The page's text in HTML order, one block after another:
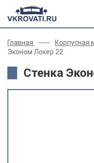
Главная Корпусная
Эконом Локер 22
Стенка